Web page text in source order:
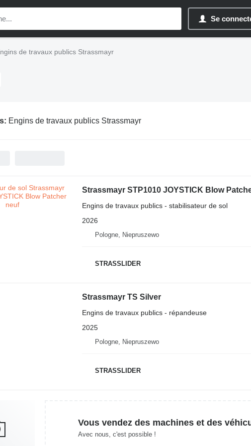
Se
de travaux publics Strassmayr
Engins de travaux publics Strassmayr
Strassmayr STP1010 JOYSTICK Blow
Engins de travaux publics - stabilisateur de sol
2026
Pologne, Niepruszewo
STRASSLIDER
Strassmayr TS Silver
Engins de travaux publics - répandeuse
2025
Pologne, Niepruszewo
STRASSLIDER
Vous vendez des machines et des
Avec nous, c'est possible !